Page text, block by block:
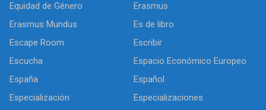
Equidad de Género
Erasmus
Erasmus Mundus
Es de libro
Escape Room
Escribir
Escucha
Espacio Económico Europeo
España
Español
Especialización
Especializaciones